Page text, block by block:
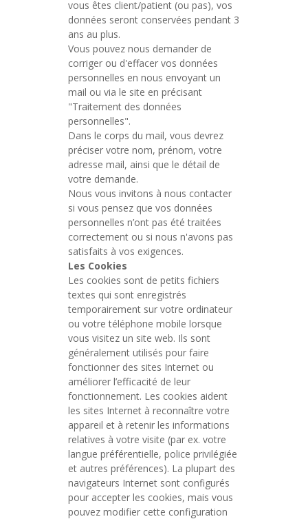
vous êtes client/patient (ou pas), vos
données seront conservées pendant 3
ans au plus.
Vous pouvez nous demander de
corriger ou d'effacer vos données
personnelles en nous envoyant un
mail ou via le site en précisant
"Traitement des données
personnelles".
Dans le corps du mail, vous devrez
préciser votre nom, prénom, votre
adresse mail, ainsi que le détail de
votre demande.
Nous vous invitons à nous contacter
si vous pensez que vos données
personnelles n’ont pas été traitées
correctement ou si nous n'avons pas
satisfaits à vos exigences.
Les Cookies
Les cookies sont de petits fichiers
textes qui sont enregistrés
temporairement sur votre ordinateur
ou votre téléphone mobile lorsque
vous visitez un site web. Ils sont
généralement utilisés pour faire
fonctionner des sites Internet ou
améliorer l’efficacité de leur
fonctionnement. Les cookies aident
les sites Internet à reconnaître votre
appareil et à retenir les informations
relatives à votre visite (par ex. votre
langue préférentielle, police privilégiée
et autres préférences). La plupart des
navigateurs Internet sont configurés
pour accepter les cookies, mais vous
pouvez modifier cette configuration